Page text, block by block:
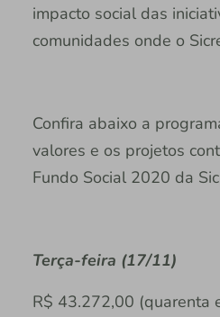
impacto social das
comunidades onde o
Confira abaixo a
valores e os projetos
Fundo Social 2020 da
Terça-feira (17/11)
R$ 43.272,00 (quarenta